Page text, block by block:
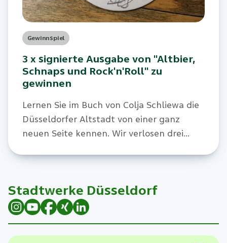
Gewinnspiel
3 x signierte Ausgabe von "Altbier,
Schnaps und Rock'n'Roll" zu
gewinnen
Lernen Sie im Buch von Colja Schliewa die
Düsseldorfer Altstadt von einer ganz
neuen Seite kennen. Wir verlosen drei
unsere Kund:innen.
Stadtwerke Düsseldorf